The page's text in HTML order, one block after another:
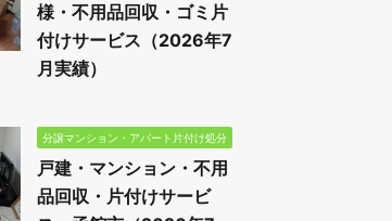
様・不用品回収・ゴミ片
付けサービス（2026年7
月実績）
分譲マンション・アパート片付け処分
戸建・マンション・不用
品回収・片付けサービ